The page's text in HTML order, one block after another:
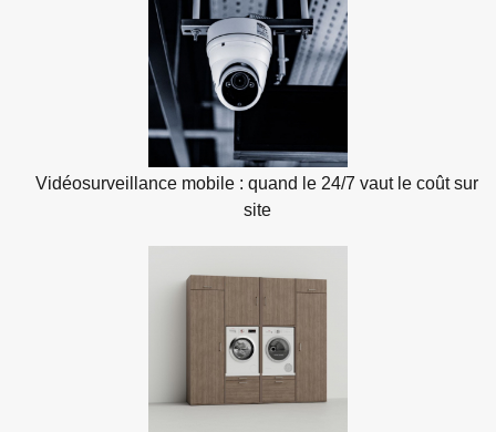
Vidéosurveillance mobile : quand le 24/7 vaut le coût sur
site